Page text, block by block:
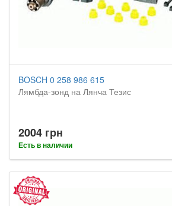
BOSCH 0 258 986 615
Лямбда-зонд на Лянча Тезис
2004 грн
Есть в наличии